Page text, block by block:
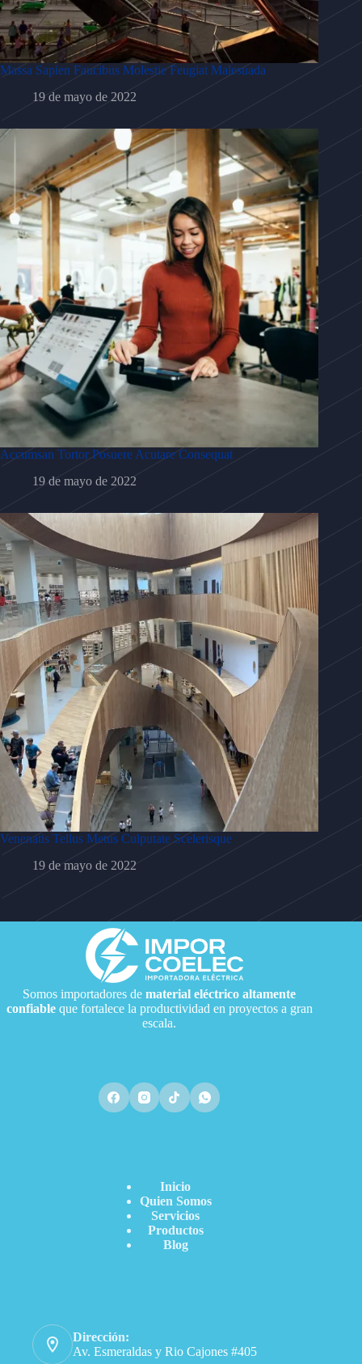
Massa Sapien Faucibus Molestie Feugiat Malesuada
19 de mayo de 2022
Accumsan Tortor Posuere Acutare Consequat
19 de mayo de 2022
Venenatis Tellus Metus Culputate Scelerisque
19 de mayo de 2022
Somos importadores dematerial eléctrico altamente
confiableque fortalece la productividad en proyectos a gran
escala.
Inicio
Quien Somos
Servicios
Productos
Blog
Dirección:
Av. Esmeraldas y Rio Cajones #405